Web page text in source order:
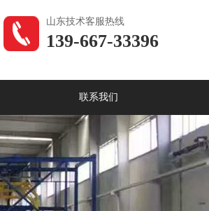
山东技术客服热线
139-667-33396
联系我们